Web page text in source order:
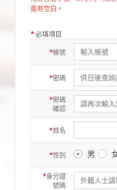
能有空白 。
*必填項目
*帳號
*密碼
*密碼
確認
*姓名
*性別 男
*身分證
號碼